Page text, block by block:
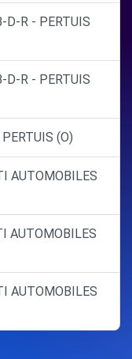
D-R - PERTUIS
D-R - PERTUIS
(O)
AUTOMOBILES
AUTOMOBILES
AUTOMOBILES